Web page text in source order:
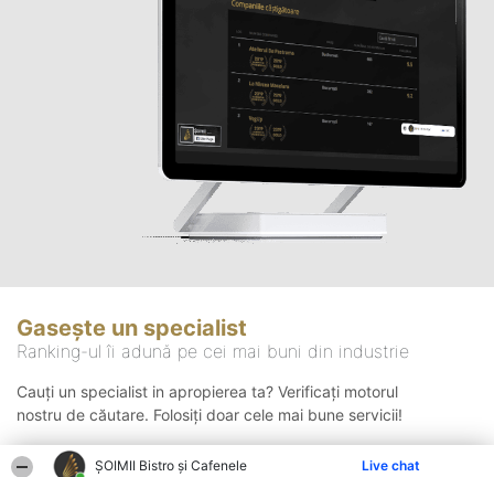
ȘOIMII Bistro și Cafenele Live chat
Gasește un specialist
Ranking-ul îi adună pe cei mai buni din industrie
Cauți un specialist in apropierea ta? Verificați motorul
nostru de căutare. Folosiți doar cele mai bune servicii!